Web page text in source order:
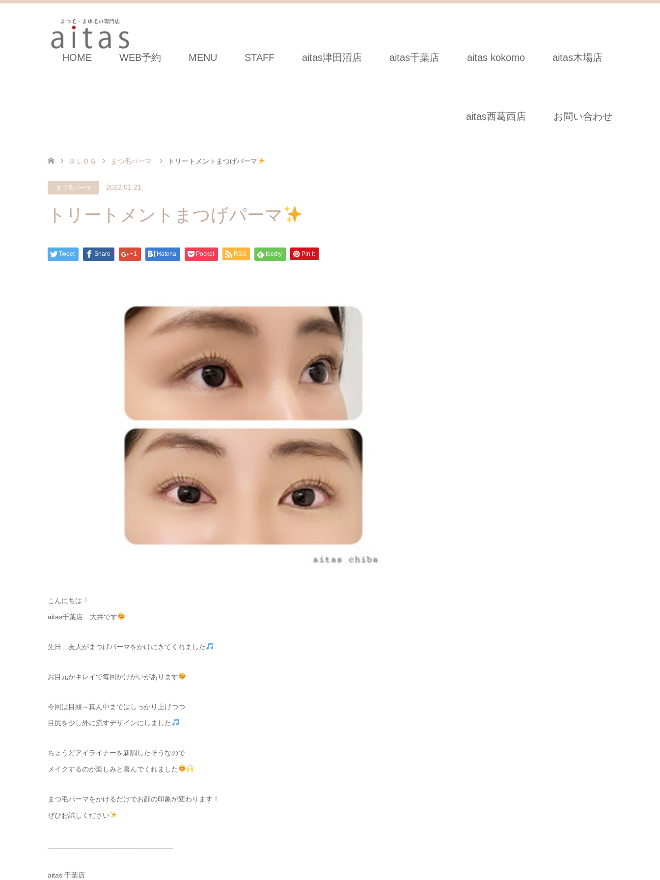
HOME WEB予約 MENU STAFF aitas津田沼店 aitas千葉店 aitas kokomo aitas木場店
aitas西葛西店 お問い合わせ
ＢＬＯＧ まつ毛パーマ トリートメントまつげパーマ
まつ毛パーマ 2022.01.21
トリートメントまつげパーマ
Tweet Share +1 Hatena Pocket RSS feedly Pin it
こんにちは
aitas千葉店 大井です
先日、友人がまつげパーマをかけにきてくれました
お目元がキレイで毎回かけがいがあります
今回は目頭～真ん中まではしっかり上げつつ
目尻を少し外に流すデザインにしました
ちょうどアイライナーを新調したそうなので
メイクするのが楽しみと喜んでくれました
まつ毛パーマをかけるだけでお顔の印象が変わります！
ぜひお試しください
aitas 千葉店